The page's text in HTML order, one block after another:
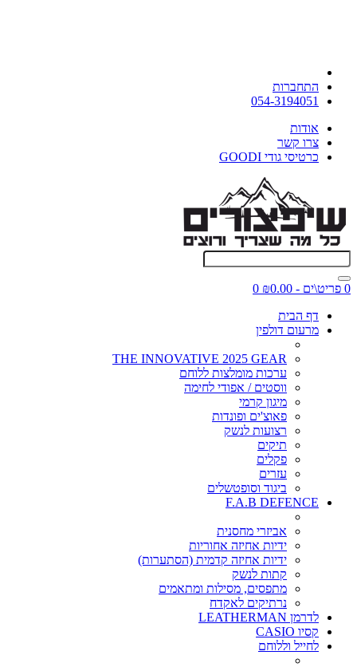
התחברות
054-3194051
אודות
צרו קשר
כרטיסי גודי GOODI
0 פריט\ים - ₪0.00
0
דף הבית
מרעום דולפין
THE INNOVATIVE 2025 GEAR
ערכות מומלצות ללוחם
ווסטים / אפודי לחימה
מיגון קרמי
פאוצ'ים ופונדות
רצועות לנשק
תיקים
פקלים
עזרים
ביגוד וסופטשלים
F.A.B DEFENCE
אביזרי מחסנית
ידיות אחיזה אחוריות
ידיות אחיזה קדמית (הסתערות)
קתות לנשק
מתפסים, מסילות ומתאמים
נרתיקים לאקדח
לדרמן LEATHERMAN
קסיו CASIO
לחייל וללוחם